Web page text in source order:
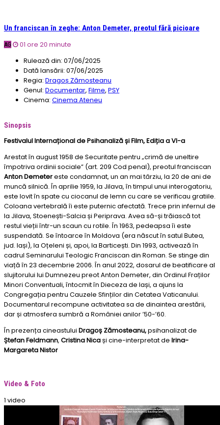
Un franciscan în zeghe: Anton Demeter, preotul fără picioare
AG
01 ore 20 minute
Rulează din: 07/06/2025
Dată lansării: 07/06/2025
Regia: Dragoș Zămosteanu
Genul: Documentar, Filme, PSY
Cinema: Cinema Ateneu
Sinopsis
Festivalul Internațional de Psihanaliză și Film,Ediția a VI-a
Arestat în august 1958 de Securitate pentru „crimă de uneltire
împotriva ordinii sociale” (art. 209 Cod penal), preotul franciscan
Anton Demetereste condamnat, un an mai târziu, la 20 de ani de
muncă silnică. În aprilie 1959, la Jilava, în timpul unui interogatoriu,
este lovit în spate cu ciocanul de lemn cu care se verificau gratiile.
Coloana vertebrală îi este puternic afectată. Trece prin infernul de
la Jilava, Stoenești-Salcia și Periprava. Avea să-și trăiască tot
restul vieții într-un scaun cu rotile. În 1963, pedeapsa îi este
suspendată. Se întoarce în Moldova (era născut în satul Butea,
jud. Iași), la Oțeleni și, apoi, la Barticești. Din 1993, activează în
cadrul Seminarului Teologic Franciscan din Roman. Se stinge din
viață în 23 decembrie 2006. În anul 2022, dosarul de beatificare al
slujitorului lui Dumnezeu preot Anton Demeter, din Ordinul Fraților
Minori Conventuali, întocmit în Dieceza de Iași, a ajuns la
Congregația pentru Cauzele Sfinților din Cetatea Vaticanului.
Documentarul recompune activitatea sa de dinaintea arestării,
dar și atmosfera sumbră a României anilor ’50-’60.
În prezența cineastului Dragoș Zămosteanu,psihanalizat de
Ștefan Feldmann, Cristina Nicași cine-interpretat de Irina-
Margareta Nistor
Video & Foto
1 video